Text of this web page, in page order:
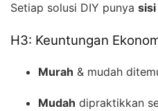
Setiap solusi DIY punya
H3: Keuntungan
Murah & mudah
Mudah dipraktikkan